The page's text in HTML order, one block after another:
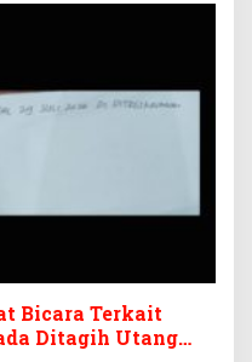
Bicara Terkait
Ditagih Utang